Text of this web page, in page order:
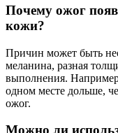
Почему ожог
кожи?
Причин может быть
меланина, разная
выполнения.
одном месте дольше,
ожог.